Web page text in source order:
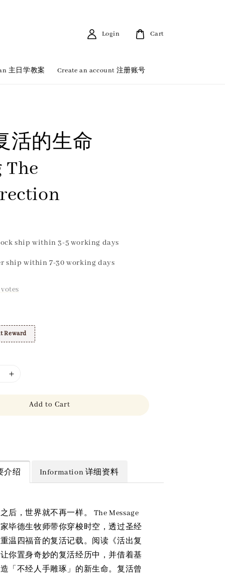
主日学教案 Create an account 注册账号
Login Cart
活的生命
ship within 3-5 working days
ship within 7-30 working days
Reward
Add to Cart
介绍 Information 详细资料
后，世界就不再一样。 The Message
毕德生牧师带你穿梭时空，透过圣经
温四福音的复活记载。阅读《活出复
你置身奇妙的复活经历中，并借着基
「不经人手雕琢」的新生命。复活曾